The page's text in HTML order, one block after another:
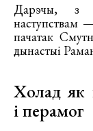
Дарэчы, з
наступствам
пачатак
дынастыі
Холад як
і перамог